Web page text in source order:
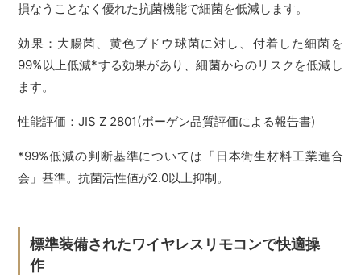
損なうことなく優れた抗菌機能で細菌を低減します。
効果：大腸菌、黄色ブドウ球菌に対し、付着した細菌を
99%以上低減*する効果があり、細菌からのリスクを低減し
ます。
性能評価：JIS Z 2801(ボーゲン品質評価による報告書)
*99%低減の判断基準については「日本衛生材料工業連合
会」基準。抗菌活性値が2.0以上抑制。
標準装備されたワイヤレスリモコンで快適操
作